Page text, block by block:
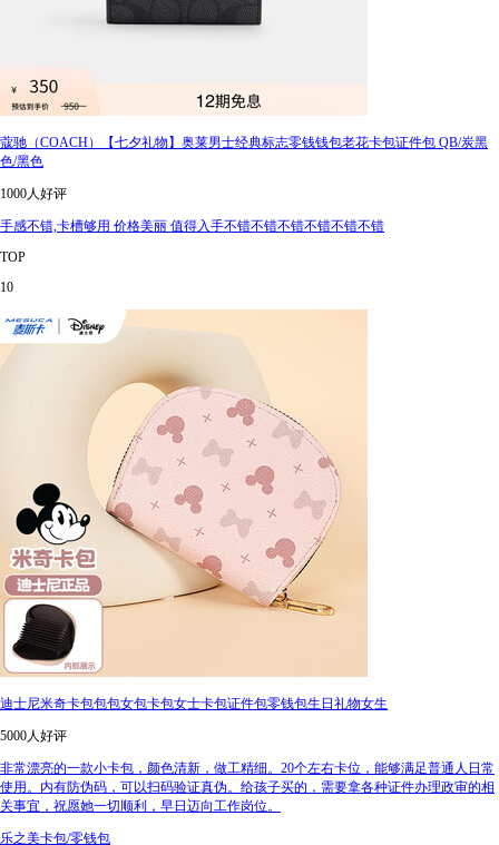
蔻驰（COACH）【七夕礼物】奥莱男士经典标志零钱钱包老花卡包证件包 QB/炭黑
色/黑色
1000人好评
手感不错,卡槽够用 价格美丽 值得入手不错不错不错不错不错不错
TOP
10
迪士尼米奇卡包包包女包卡包女士卡包证件包零钱包生日礼物女生
5000人好评
非常漂亮的一款小卡包，颜色清新，做工精细。20个左右卡位，能够满足普通人日常
使用。内有防伪码，可以扫码验证真伪。给孩子买的，需要拿各种证件办理政审的相
关事宜，祝愿她一切顺利，早日迈向工作岗位。
乐之美卡包/零钱包